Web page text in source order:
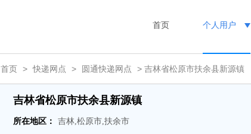
首页 个人用户
首页 > 快递网点 > 圆通快递网点 > 吉林省松原市扶余县新源镇
吉林省松原市扶余县新源镇
所在地区： 吉林,松原市,扶余市